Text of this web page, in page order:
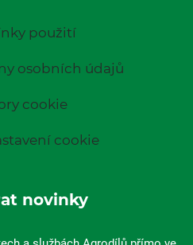
použití
osobních údajů
cookie
cookie
novinky